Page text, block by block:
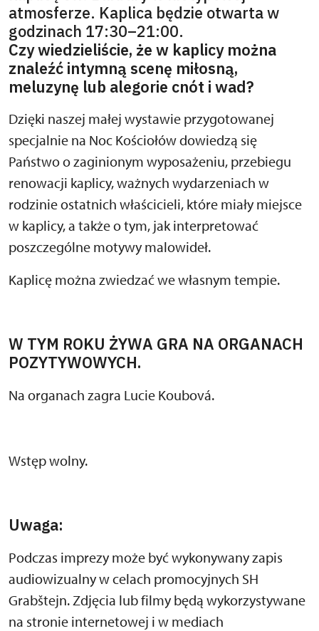
atmosferze. Kaplica będzie otwarta w
godzinach 17:30–21:00.
Czy wiedzieliście, że w kaplicy można
znaleźć intymną scenę miłosną,
meluzynę lub alegorie cnót i wad?
Dzięki naszej małej wystawie przygotowanej
specjalnie na Noc Kościołów dowiedzą się
Państwo o zaginionym wyposażeniu, przebiegu
renowacji kaplicy, ważnych wydarzeniach w
rodzinie ostatnich właścicieli, które miały miejsce
w kaplicy, a także o tym, jak interpretować
poszczególne motywy malowideł.
Kaplicę można zwiedzać we własnym tempie.
W TYM ROKU ŻYWA GRA NA ORGANACH
POZYTYWOWYCH.
Na organach zagra Lucie Koubová.
Wstęp wolny.
Uwaga:
Podczas imprezy może być wykonywany zapis
audiowizualny w celach promocyjnych SH
Grabštejn. Zdjęcia lub filmy będą wykorzystywane
na stronie internetowej i w mediach